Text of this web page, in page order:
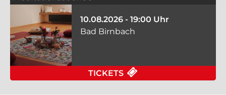
10.08.2026 - 19:00 Uhr
Bad Birnbach
TICKETS